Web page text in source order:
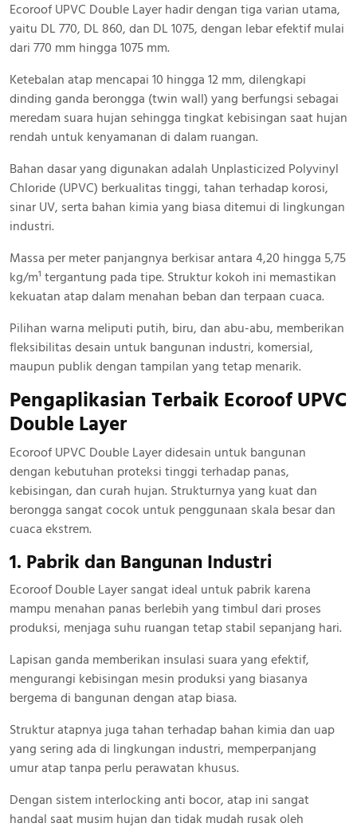
Ecoroof UPVC Double Layer hadir dengan tiga varian utama,
yaitu DL 770, DL 860, dan DL 1075, dengan lebar efektif mulai
dari 770 mm hingga 1075 mm.
Ketebalan atap mencapai 10 hingga 12 mm, dilengkapi
dinding ganda berongga (twin wall) yang berfungsi sebagai
meredam suara hujan sehingga tingkat kebisingan saat hujan
rendah untuk kenyamanan di dalam ruangan.
Bahan dasar yang digunakan adalah Unplasticized Polyvinyl
Chloride (UPVC) berkualitas tinggi, tahan terhadap korosi,
sinar UV, serta bahan kimia yang biasa ditemui di lingkungan
industri.
Massa per meter panjangnya berkisar antara 4,20 hingga 5,75
kg/m¹ tergantung pada tipe. Struktur kokoh ini memastikan
kekuatan atap dalam menahan beban dan terpaan cuaca.
Pilihan warna meliputi putih, biru, dan abu-abu, memberikan
fleksibilitas desain untuk bangunan industri, komersial,
maupun publik dengan tampilan yang tetap menarik.
Pengaplikasian Terbaik Ecoroof UPVC
Double Layer
Ecoroof UPVC Double Layer didesain untuk bangunan
dengan kebutuhan proteksi tinggi terhadap panas,
kebisingan, dan curah hujan. Strukturnya yang kuat dan
berongga sangat cocok untuk penggunaan skala besar dan
cuaca ekstrem.
1. Pabrik dan Bangunan Industri
Ecoroof Double Layer sangat ideal untuk pabrik karena
mampu menahan panas berlebih yang timbul dari proses
produksi, menjaga suhu ruangan tetap stabil sepanjang hari.
Lapisan ganda memberikan insulasi suara yang efektif,
mengurangi kebisingan mesin produksi yang biasanya
bergema di bangunan dengan atap biasa.
Struktur atapnya juga tahan terhadap bahan kimia dan uap
yang sering ada di lingkungan industri, memperpanjang
umur atap tanpa perlu perawatan khusus.
Dengan sistem interlocking anti bocor, atap ini sangat
handal saat musim hujan dan tidak mudah rusak oleh